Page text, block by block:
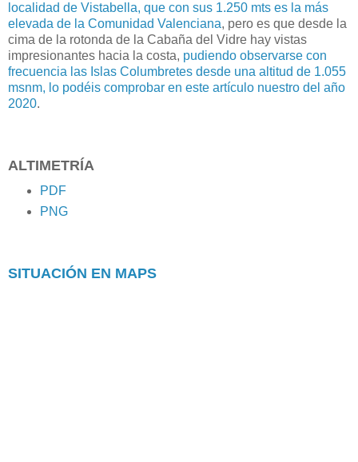
localidad de Vistabella, que con sus 1.250 mts es la más
elevada de la Comunidad Valenciana, pero es que desde la
cima de la rotonda de la Cabaña del Vidre hay vistas
impresionantes hacia la costa, pudiendo observarse con
frecuencia las Islas Columbretes desde una altitud de 1.055
msnm, lo podéis comprobar en este artículo nuestro del año
2020.
ALTIMETRÍA
PDF
PNG
SITUACIÓN EN MAPS